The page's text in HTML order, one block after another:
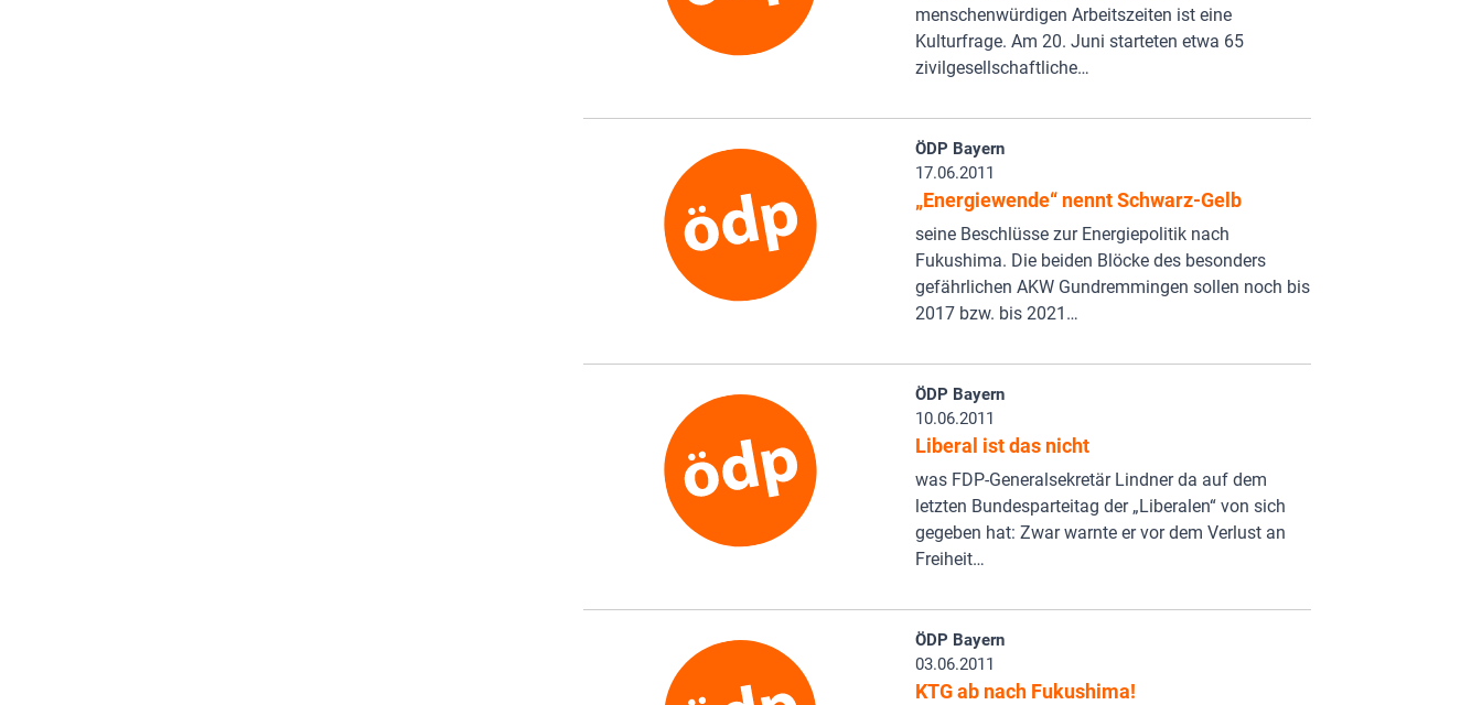
menschenwürdigen Arbeitszeiten ist eine
Kulturfrage. Am 20. Juni starteten etwa 65
zivilgesellschaftliche…
ÖDP Bayern
17.06.2011
„Energiewende“ nennt Schwarz-Gelb
seine Beschlüsse zur Energiepolitik nach
Fukushima. Die beiden Blöcke des besonders
gefährlichen AKW Gundremmingen sollen noch bis
2017 bzw. bis 2021…
ÖDP Bayern
10.06.2011
Liberal ist das nicht
was FDP-Generalsekretär Lindner da auf dem
letzten Bundesparteitag der „Liberalen“ von sich
gegeben hat: Zwar warnte er vor dem Verlust an
Freiheit…
ÖDP Bayern
03.06.2011
KTG ab nach Fukushima!